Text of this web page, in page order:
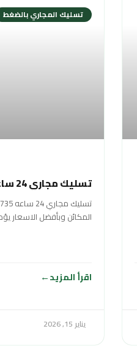
تسليك المجاري بالضغط
تسليك مجاري 24 ساعه في الكويت 97692735
المكائن وبأفضل اﻻسعار
اقرأ المزيد
يناير 15, 2026